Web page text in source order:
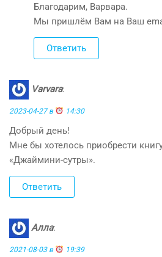
Благодарим, Варвара.
Мы пришлём Вам на Ваш
Ответить
Varvara:
2023-04-27 в 14:30
Добрый день!
Мне бы хотелось приобрести
«Джаймини-сутры».
Ответить
Алла:
2021-08-03 в 19:39